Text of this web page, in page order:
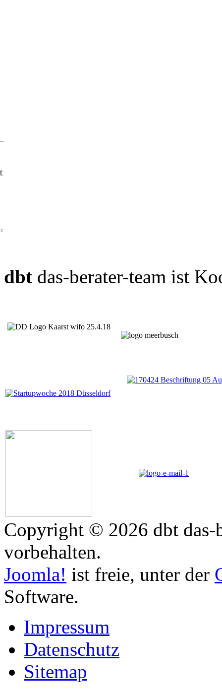
dbt das-berater-team ist
Copyright © 2026 dbt das-
vorbehalten.
Joomla! ist freie, unter der
Software.
Impressum
Datenschutz
Sitemap